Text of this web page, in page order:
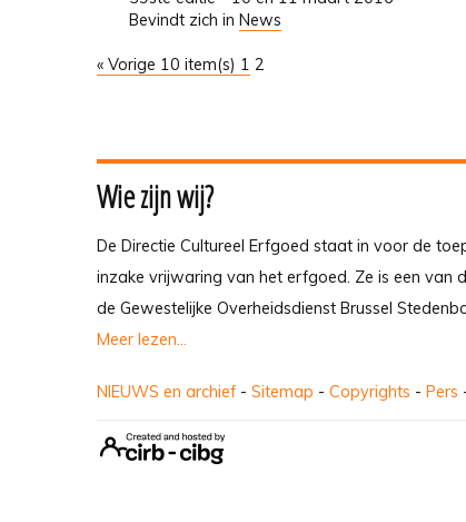
Bevindt zich in News
« Vorige 10 item(s) 1 2
Wie zijn wij?
De Directie Cultureel Erfgoed staat in voor de
inzake vrijwaring van het erfgoed. Ze is een van
de Gewestelijke Overheidsdienst Brussel
Meer lezen...
NIEUWS en archief - Sitemap - Copyrights - Pers